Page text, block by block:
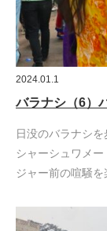
2024.01.1
バラナシ（6）
日没のバラナシ
シャーシュワメ
ジャー前の喧騒